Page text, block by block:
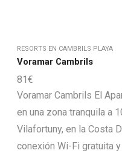
RESORTS EN CAMBRILS PLAYA
Voramar Cambrils
81€
Voramar Cambrils El
en una zona tranquila a
Vilafortuny, en la Costa
conexión Wi-Fi gratuita